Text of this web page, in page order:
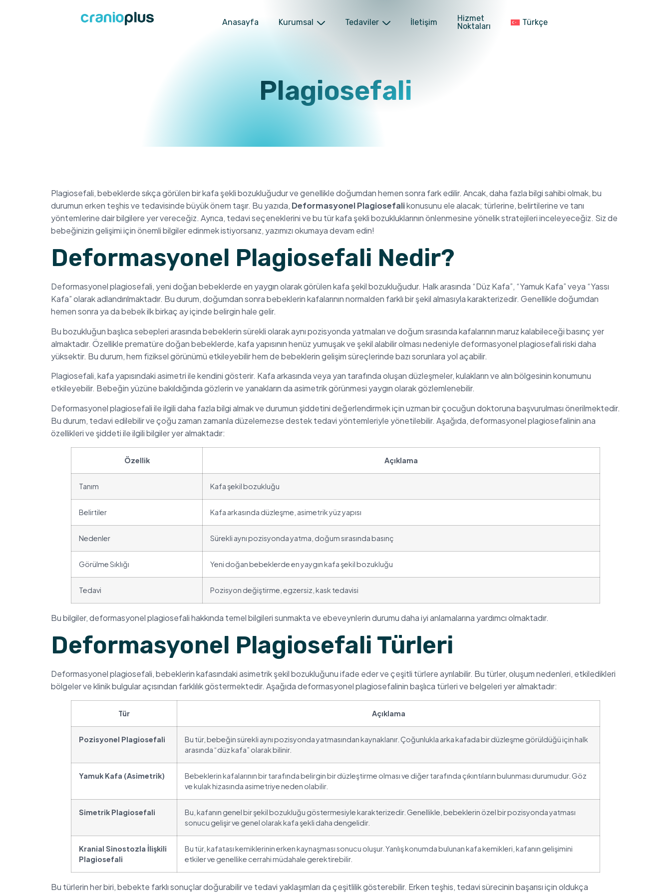
Anasayfa Kurumsal Tedaviler İletişim
Hizmet
Noktaları
Türkçe
Plagiosefali
Plagiosefali, bebeklerde sıkça görülen bir kafa şekli bozukluğudur ve genellikle doğumdan hemen sonra fark edilir. Ancak, daha fazla bilgi sahibi olmak, bu
durumun erken teşhis ve tedavisinde büyük önem taşır. Bu yazıda, Deformasyonel Plagiosefalikonusunu ele alacak; türlerine, belirtilerine ve tanı
yöntemlerine dair bilgilere yer vereceğiz. Ayrıca, tedavi seçeneklerini ve bu tür kafa şekli bozukluklarının önlenmesine yönelik stratejileri inceleyeceğiz. Siz de
bebeğinizin gelişimi için önemli bilgiler edinmek istiyorsanız, yazımızı okumaya devam edin!
Deformasyonel Plagiosefali Nedir?
Deformasyonel plagiosefali, yeni doğan bebeklerde en yaygın olarak görülen kafa şekil bozukluğudur. Halk arasında “Düz Kafa”, “Yamuk Kafa” veya “Yassı
Kafa” olarak adlandırılmaktadır. Bu durum, doğumdan sonra bebeklerin kafalarının normalden farklı bir şekil almasıyla karakterizedir. Genellikle doğumdan
hemen sonra ya da bebek ilk birkaç ay içinde belirgin hale gelir.
Bu bozukluğun başlıca sebepleri arasında bebeklerin sürekli olarak aynı pozisyonda yatmaları ve doğum sırasında kafalarının maruz kalabileceği basınç yer
almaktadır. Özellikle prematüre doğan bebeklerde, kafa yapısının henüz yumuşak ve şekil alabilir olması nedeniyle deformasyonel plagiosefali riski daha
yüksektir. Bu durum, hem fiziksel görünümü etkileyebilir hem de bebeklerin gelişim süreçlerinde bazı sorunlara yol açabilir.
Plagiosefali, kafa yapısındaki asimetri ile kendini gösterir. Kafa arkasında veya yan tarafında oluşan düzleşmeler, kulakların ve alın bölgesinin konumunu
etkileyebilir. Bebeğin yüzüne bakıldığında gözlerin ve yanakların da asimetrik görünmesi yaygın olarak gözlemlenebilir.
Deformasyonel plagiosefali ile ilgili daha fazla bilgi almak ve durumun şiddetini değerlendirmek için uzman bir çocuğun doktoruna başvurulması önerilmektedir.
Bu durum, tedavi edilebilir ve çoğu zaman zamanla düzelemezse destek tedavi yöntemleriyle yönetilebilir. Aşağıda, deformasyonel plagiosefalinin ana
özellikleri ve şiddeti ile ilgili bilgiler yer almaktadır:
Özellik Açıklama
Tanım Kafa şekil bozukluğu
Belirtiler Kafa arkasında düzleşme, asimetrik yüz yapısı
Nedenler Sürekli aynı pozisyonda yatma, doğum sırasında basınç
Görülme Sıklığı Yeni doğan bebeklerde en yaygın kafa şekil bozukluğu
Tedavi Pozisyon değiştirme, egzersiz, kask tedavisi
Bu bilgiler, deformasyonel plagiosefali hakkında temel bilgileri sunmakta ve ebeveynlerin durumu daha iyi anlamalarına yardımcı olmaktadır.
Deformasyonel Plagiosefali Türleri
Deformasyonel plagiosefali, bebeklerin kafasındaki asimetrik şekil bozukluğunu ifade eder ve çeşitli türlere ayrılabilir. Bu türler, oluşum nedenleri, etkiledikleri
bölgeler ve klinik bulgular açısından farklılık göstermektedir. Aşağıda deformasyonel plagiosefalinin başlıca türleri ve belgeleri yer almaktadır:
Tür Açıklama
Pozisyonel Plagiosefali
Bu tür, bebeğin sürekli aynı pozisyonda yatmasından kaynaklanır. Çoğunlukla arka kafada bir düzleşme görüldüğü için halk
arasında “düz kafa” olarak bilinir.
Yamuk Kafa (Asimetrik)
Bebeklerin kafalarının bir tarafında belirgin bir düzleştirme olması ve diğer tarafında çıkıntıların bulunması durumudur. Göz
ve kulak hizasında asimetriye neden olabilir.
Simetrik Plagiosefali
Bu, kafanın genel bir şekil bozukluğu göstermesiyle karakterizedir. Genellikle, bebeklerin özel bir pozisyonda yatması
sonucu gelişir ve genel olarak kafa şekli daha dengelidir.
Kranial Sinostozla İlişkili
Plagiosefali
Bu tür, kafatası kemiklerinin erken kaynaşması sonucu oluşur. Yanlış konumda bulunan kafa kemikleri, kafanın gelişimini
etkiler ve genellike cerrahi müdahale gerektirebilir.
Bu türlerin her biri, bebekte farklı sonuçlar doğurabilir ve tedavi yaklaşımları da çeşitlilik gösterebilir. Erken teşhis, tedavi sürecinin başarısı için oldukça